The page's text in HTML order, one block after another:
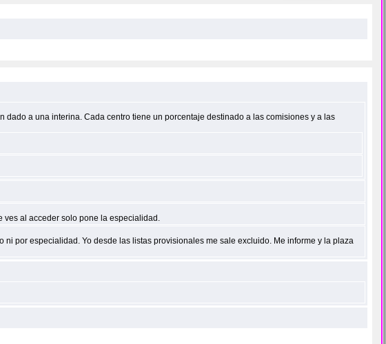
a una interina. Cada centro tiene un porcentaje destinado a las comisiones y a las
ves al acceder solo pone la especialidad.
por especialidad. Yo desde las listas provisionales me sale excluido. Me informe y la plaza